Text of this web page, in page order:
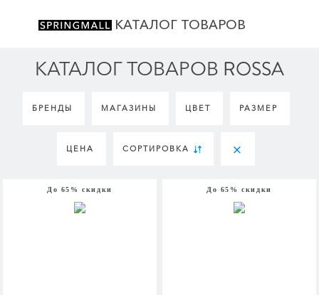
КАТАЛОГ ТОВАРОВ
КАТАЛОГ ТОВАРОВ ROSSA
БРЕНДЫ МАГАЗИНЫ ЦВЕТ РАЗМЕР
ЦЕНА СОРТИРОВКА
До 65% скидки До 65% скидки